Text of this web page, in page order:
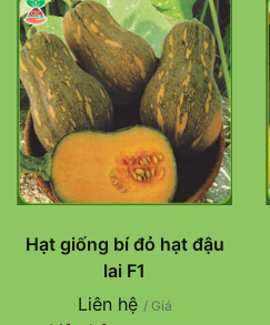
Hạt giống bí đỏ hạt đậu
lai F1
Liên hệ / Giá